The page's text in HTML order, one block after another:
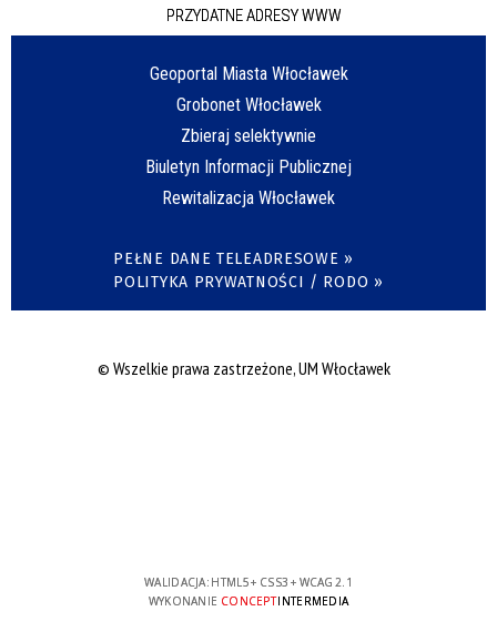
PRZYDATNE ADRESY WWW
Geoportal Miasta Włocławek
Grobonet Włocławek
Zbieraj selektywnie
Biuletyn Informacji Publicznej
Rewitalizacja Włocławek
PEŁNE DANE TELEADRESOWE »
POLITYKA PRYWATNOŚCI / RODO »
© Wszelkie prawa zastrzeżone, UM Włocławek
WALIDACJA: HTML5+ CSS3 + WCAG 2.1
WYKONANIE CONCEPTINTERMEDIA